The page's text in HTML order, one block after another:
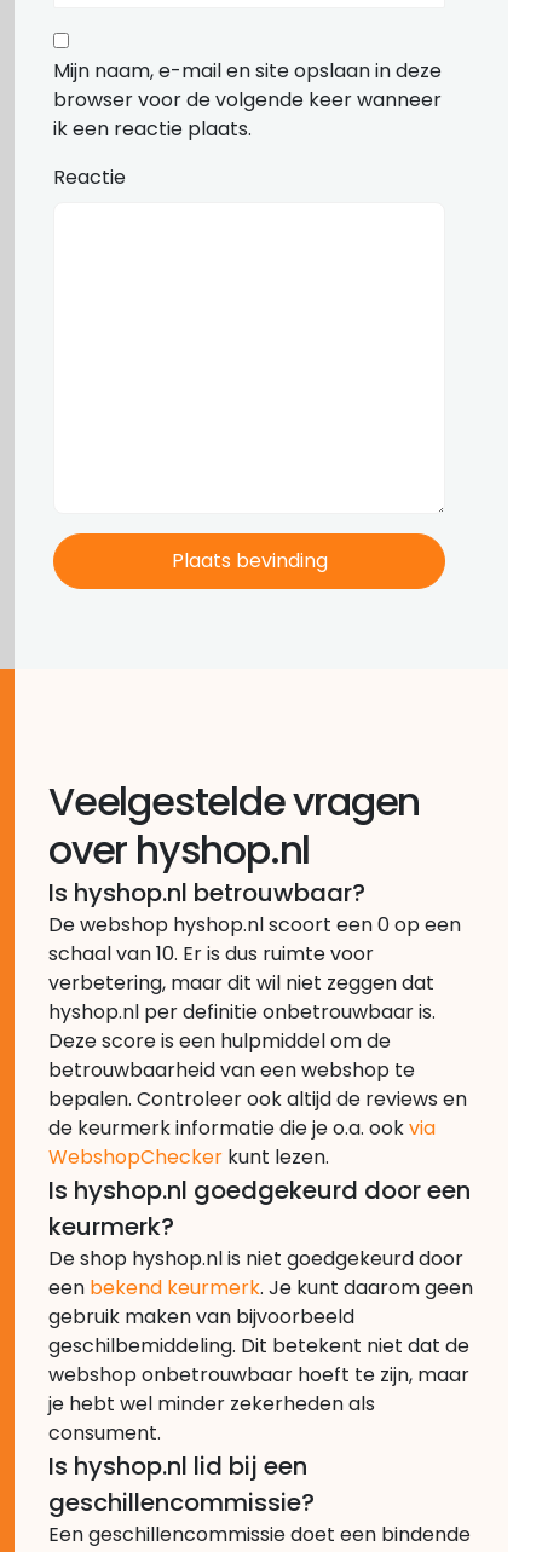
Mijn naam, e-mail en site opslaan in deze
browser voor de volgende keer wanneer
ik een reactie plaats.
Reactie
Veelgestelde vragen
over hyshop.nl
Is hyshop.nl betrouwbaar?
De webshop hyshop.nl scoort een 0 op een
schaal van 10. Er is dus ruimte voor
verbetering, maar dit wil niet zeggen dat
hyshop.nl per definitie onbetrouwbaar is.
Deze score is een hulpmiddel om de
betrouwbaarheid van een webshop te
bepalen. Controleer ook altijd de reviews en
de keurmerk informatie die je o.a. ookvia
WebshopChecker kunt lezen.
Is hyshop.nl goedgekeurd door een
keurmerk?
De shop hyshop.nl is niet goedgekeurd door
een bekend keurmerk. Je kunt daarom geen
gebruik maken van bijvoorbeeld
geschilbemiddeling. Dit betekent niet dat de
webshop onbetrouwbaar hoeft te zijn, maar
je hebt wel minder zekerheden als
consument.
Is hyshop.nl lid bij een
geschillencommissie?
Een geschillencommissie doet een bindende